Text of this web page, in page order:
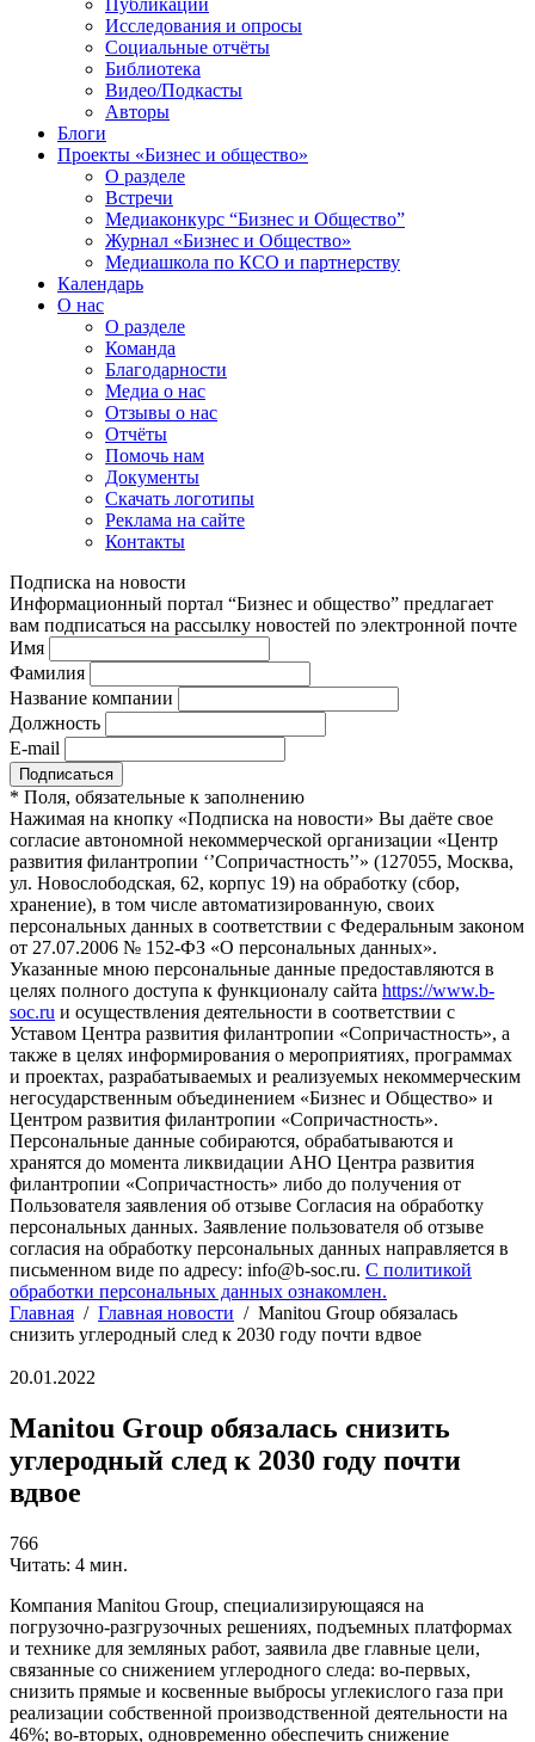
Публикации
Исследования и опросы
Социальные отчёты
Библиотека
Видео/Подкасты
Авторы
Блоги
Проекты «Бизнес и общество»
О разделе
Встречи
Медиаконкурс “Бизнес и Общество”
Журнал «Бизнес и Общество»
Медиашкола по КСО и партнерству
Календарь
О нас
О разделе
Команда
Благодарности
Медиа о нас
Отзывы о нас
Отчёты
Помочь нам
Документы
Скачать логотипы
Реклама на сайте
Контакты
Подписка на новости
Информационный портал “Бизнес и общество” предлагает
вам подписаться на рассылку новостей по электронной почте
Имя
Фамилия
Название компании
Должность
E-mail
* Поля, обязательные к заполнению
Нажимая на кнопку «Подписка на новости» Вы даёте свое
согласие автономной некоммерческой организации «Центр
развития филантропии ‘’Сопричастность’’» (127055, Москва,
ул. Новослободская, 62, корпус 19) на обработку (сбор,
хранение), в том числе автоматизированную, своих
персональных данных в соответствии с Федеральным законом
от 27.07.2006 № 152-ФЗ «О персональных данных».
Указанные мною персональные данные предоставляются в
целях полного доступа к функционалу сайта https://www.b-
soc.ru и осуществления деятельности в соответствии с
Уставом Центра развития филантропии «Сопричастность», а
также в целях информирования о мероприятиях, программах
и проектах, разрабатываемых и реализуемых некоммерческим
негосударственным объединением «Бизнес и Общество» и
Центром развития филантропии «Сопричастность».
Персональные данные собираются, обрабатываются и
хранятся до момента ликвидации АНО Центра развития
филантропии «Сопричастность» либо до получения от
Пользователя заявления об отзыве Согласия на обработку
персональных данных. Заявление пользователя об отзыве
согласия на обработку персональных данных направляется в
письменном виде по адресу: info@b-soc.ru. С политикой
обработки персональных данных ознакомлен.
Главная / Главная новости / Manitou Group обязалась
снизить углеродный след к 2030 году почти вдвое
20.01.2022
Manitou Group обязалась снизить
углеродный след к 2030 году почти
вдвое
766
Читать: 4 мин.
Компания Manitou Group, специализирующаяся на
погрузочно-разгрузочных решениях, подъемных платформах
и технике для земляных работ, заявила две главные цели,
связанные со снижением углеродного следа: во-первых,
снизить прямые и косвенные выбросы углекислого газа при
реализации собственной производственной деятельности на
46%; во-вторых, одновременно обеспечить снижение